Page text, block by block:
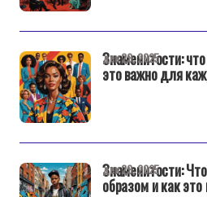
Знаменитости:
это важно для
дек 29, 2025
Знаменитости:
образом и как
дек 29, 2025